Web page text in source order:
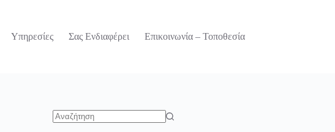
Υπηρεσίες Σας Ενδιαφέρει Επικοινωνία – Τοποθεσία